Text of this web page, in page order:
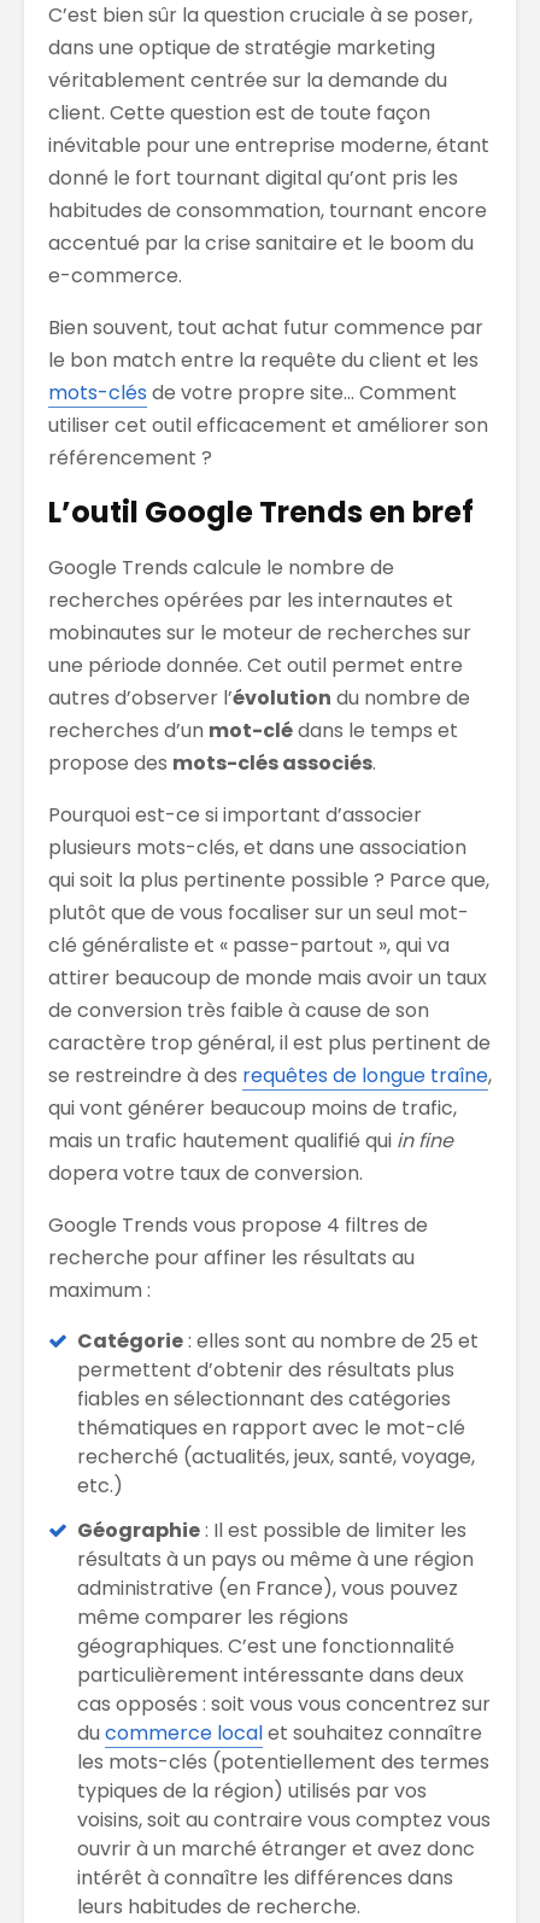
C’est bien sûr la question cruciale à se poser,
dans une optique de stratégie marketing
véritablement centrée sur la demande du
client. Cette question est de toute façon
inévitable pour une entreprise moderne, étant
donné le fort tournant digital qu’ont pris les
habitudes de consommation, tournant encore
accentué par la crise sanitaire et le boom du
e-commerce.
Bien souvent, tout achat futur commence par
le bon match entre la requête du client et les
mots-clés de votre propre site… Comment
utiliser cet outil efficacement et améliorer son
référencement ?
L’outil Google Trends en bref
Google Trends calcule le nombre de
recherches opérées par les internautes et
mobinautes sur le moteur de recherches sur
une période donnée. Cet outil permet entre
autres d’observer l’évolution du nombre de
recherches d’un mot-clédans le temps et
propose des mots-clés associés.
Pourquoi est-ce si important d’associer
plusieurs mots-clés, et dans une association
qui soit la plus pertinente possible ? Parce que,
plutôt que de vous focaliser sur un seul mot-
clé généraliste et « passe-partout », qui va
attirer beaucoup de monde mais avoir un taux
de conversion très faible à cause de son
caractère trop général, il est plus pertinent de
se restreindre à des requêtes de longue traîne,
qui vont générer beaucoup moins de trafic,
mais un trafic hautement qualifié qui in fine
dopera votre taux de conversion.
Google Trends vous propose 4 filtres de
recherche pour affiner les résultats au
maximum :
Catégorie: elles sont au nombre de 25 et
permettent d’obtenir des résultats plus
fiables en sélectionnant des catégories
thématiques en rapport avec le mot-clé
recherché (actualités, jeux, santé, voyage,
etc.)
Géographie: Il est possible de limiter les
résultats à un pays ou même à une région
administrative (en France), vous pouvez
même comparer les régions
géographiques. C’est une fonctionnalité
particulièrement intéressante dans deux
cas opposés : soit vous vous concentrez sur
du commerce localet souhaitez connaître
les mots-clés (potentiellement des termes
typiques de la région) utilisés par vos
voisins, soit au contraire vous comptez vous
ouvrir à un marché étranger et avez donc
intérêt à connaître les différences dans
leurs habitudes de recherche.